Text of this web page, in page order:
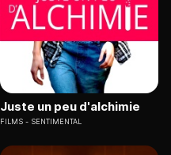
Juste un peu d'alchimie
FILMS SENTIMENTAL